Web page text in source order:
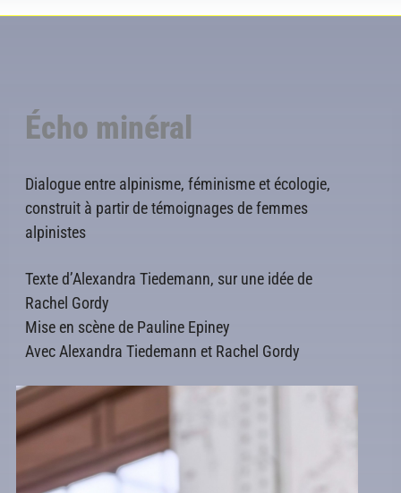
Écho minéral
Dialogue entre alpinisme, féminisme et écologie,
construit à partir de témoignages de femmes
alpinistes
Texte d’Alexandra Tiedemann, sur une idée de
Rachel Gordy
Mise en scène de Pauline Epiney
Avec Alexandra Tiedemann et Rachel Gordy